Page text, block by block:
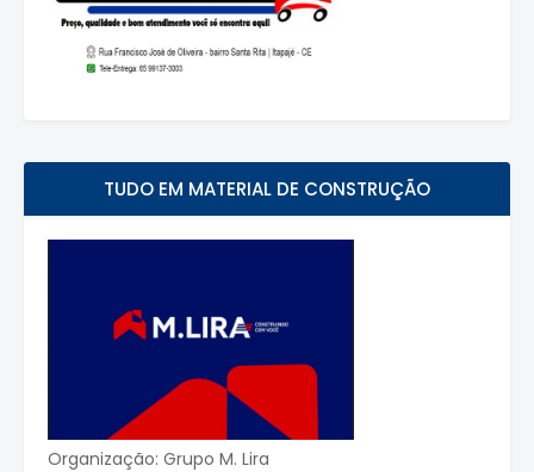
TUDO EM MATERIAL DE CONSTRUÇÃO
Organização: Grupo M. Lira